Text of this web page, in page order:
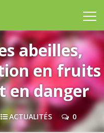
abeilles,
en fruits
en danger
ACTUALITÉS 0